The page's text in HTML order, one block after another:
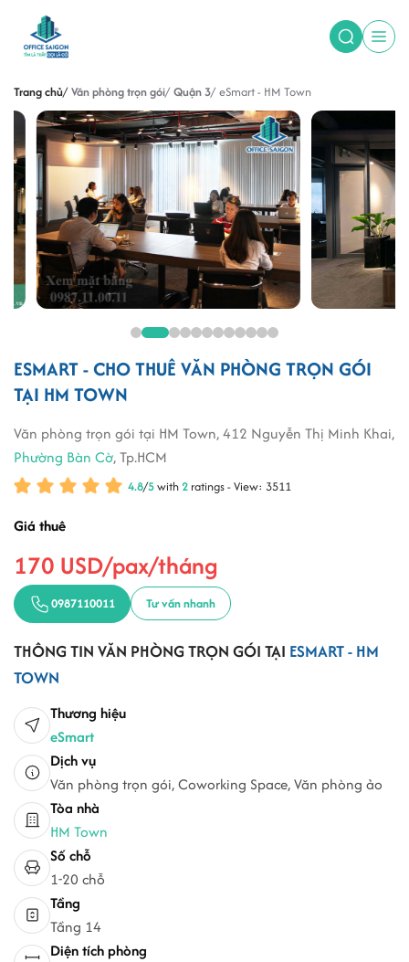
Trang chủ Văn phòng trọn gói Quận 3 eSmart - HM Town
ESMART - CHO THUÊ VĂN PHÒNG TRỌN GÓI
TẠI HM TOWN
Văn phòng trọn gói tại HM Town, 412 Nguyễn Thị Minh Khai,
Phường Bàn Cờ, Tp.HCM
4.8/5with2 ratings - View: 3511
Giá thuê
170 USD/pax/tháng
0987110011 Tư vấn nhanh
THÔNG TIN VĂN PHÒNG TRỌN GÓI TẠI ESMART - HM
TOWN
Thương hiệu
eSmart
Dịch vụ
Văn phòng trọn gói, Coworking Space, Văn phòng ảo
Tòa nhà
HM Town
Số chỗ
1-20 chỗ
Tầng
Tầng 14
Diện tích phòng